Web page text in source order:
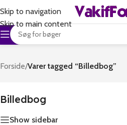
Skip to navigation
Skip to main content
Forside/Varer tagged “Billedbog”
Billedbog
Show sidebar